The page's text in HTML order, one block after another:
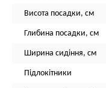
Висота посадки, см
Глибина посадки, см
Ширина сидіння, см
Підлокітники